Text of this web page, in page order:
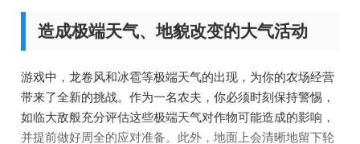
造成极端天气、地貌改变的大气活动
游戏中，龙卷风和冰雹等极端天气的出现，为你的农场经营
带来了全新的挑战。作为一名农夫，你必须时刻保持警惕，
如临大敌般充分评估这些极端天气对作物可能造成的影响，
并提前做好周全的应对准备。此外，地面上会清晰地留下轮